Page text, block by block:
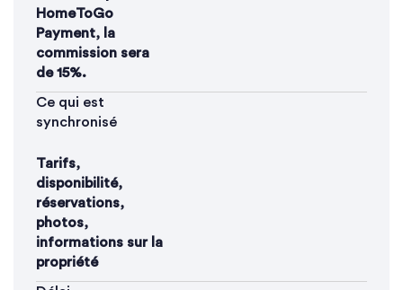
HomeToGo
Payment, la
commission sera
de 15%.
Ce qui est
synchronisé
Tarifs,
disponibilité,
réservations,
photos,
informations sur la
propriété